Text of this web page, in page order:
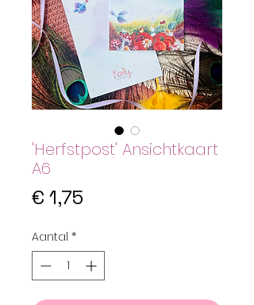
'Herfstpost' Ansichtkaart
A6
€ 1,75
Aantal *